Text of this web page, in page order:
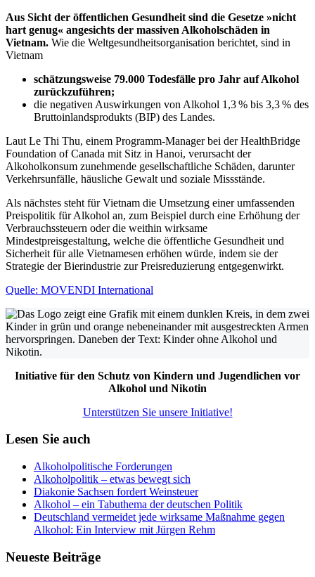
Aus Sicht der öffentlichen Gesundheit sind die Gesetze »nicht
hart genug« angesichts der massiven Alkoholschäden in
Vietnam. Wie die Weltgesundheitsorganisation berichtet, sind in
Vietnam
schätzungsweise 79.000 Todesfälle pro Jahr auf Alkohol
zurückzuführen;
die negativen Auswirkungen von Alkohol 1,3 % bis 3,3 % des
Bruttoinlandsprodukts (BIP) des Landes.
Laut Le Thi Thu, einem Programm-Manager bei der HealthBridge
Foundation of Canada mit Sitz in Hanoi, verursacht der
Alkoholkonsum zunehmende gesellschaftliche Schäden, darunter
Verkehrsunfälle, häusliche Gewalt und soziale Missstände.
Als nächstes steht für Vietnam die Umsetzung einer umfassenden
Preispolitik für Alkohol an, zum Beispiel durch eine Erhöhung der
Verbrauchssteuern oder die weithin wirksame
Mindestpreisgestaltung, welche die öffentliche Gesundheit und
Sicherheit für alle Vietnamesen erhöhen würde, indem sie der
Strategie der Bierindustrie zur Preisreduzierung entgegenwirkt.
Quelle: MOVENDI International
Initiative für den Schutz von Kindern und Jugendlichen vor
Alkohol und Nikotin
Unterstützen Sie unsere Initiative!
Lesen Sie auch
Alkoholpolitische Forderungen
Alkoholpolitik – etwas bewegt sich
Diakonie Sachsen fordert Weinsteuer
Alkohol – ein Tabuthema der deutschen Politik
Deutschland vermeidet jede wirksame Maßnahme gegen
Alkohol: Ein Interview mit Jürgen Rehm
Neueste Beiträge